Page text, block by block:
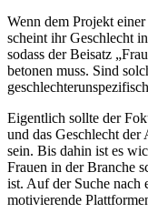
Wenn dem Projekt
scheint ihr Geschlecht
sodass der Beisatz
betonen muss. Sind
Eigentlich sollte der
und das Geschlecht
sein. Bis dahin ist es
Frauen in der Branche
ist. Auf der Suche nach
motivierende